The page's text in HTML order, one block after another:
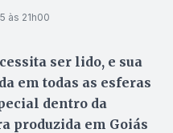
às 21h00
ser lido, e sua
em todas as esferas
dentro da
produzida em Goiás